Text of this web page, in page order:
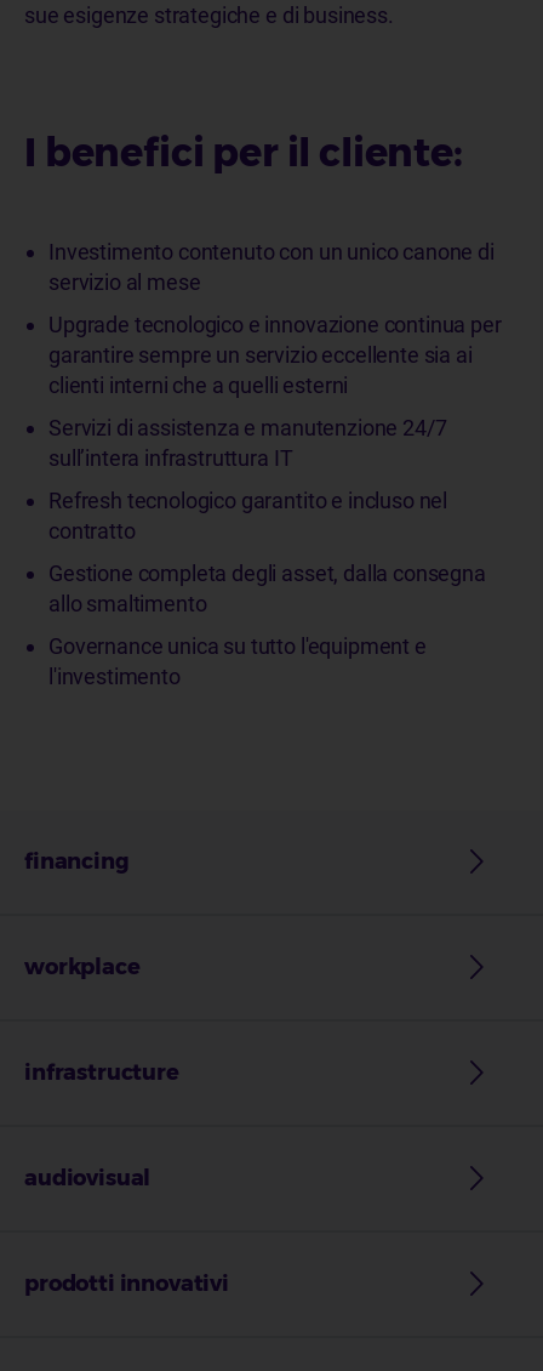
sue esigenze strategiche e di business.
I benefici per il cliente:
Investimento contenuto con un unico canone di
servizio al mese
Upgrade tecnologico e innovazione continua per
garantire sempre un servizio eccellente sia ai
clienti interni che a quelli esterni
Servizi di assistenza e manutenzione 24/7
sull’intera infrastruttura IT
Refresh tecnologico garantito e incluso nel
contratto
Gestione completa degli asset, dalla consegna
allo smaltimento
Governance unica su tutto l'equipment e
l'investimento
financing
workplace
infrastructure
audiovisual
prodotti innovativi